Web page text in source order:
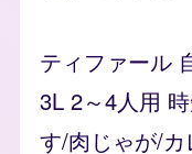
ティファール
3L 2～4人用
す/肉じゃが/カ